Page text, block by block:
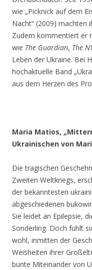
wie „Picknick auf dem
Nacht“ (2009) machten
Zudem kommentiert er
wie The Guardian, The
Leben der Ukraine. Bei
hochaktuelle Band
aus dem Herzen des
Maria Matios,
Ukrainischen von
Die tragischen
Zweiten Weltkriegs,
der bekanntesten
abgeschiedenen
Sie leidet an Epilepsie,
Sonderling. Doch fühlt
wohl, inmitten der
Weisheiten ihrer
bunte Miteinander von